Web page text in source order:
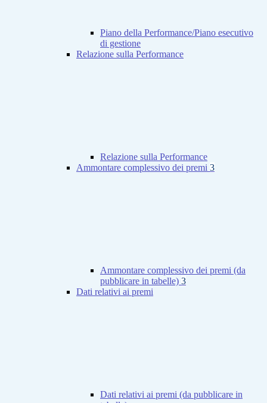
Piano della Performance/Piano esecutivo
di gestione
Relazione sulla Performance
Relazione sulla Performance
Ammontare complessivo dei premi 3
Ammontare complessivo dei premi (da
pubblicare in tabelle) 3
Dati relativi ai premi
Dati relativi ai premi (da pubblicare in